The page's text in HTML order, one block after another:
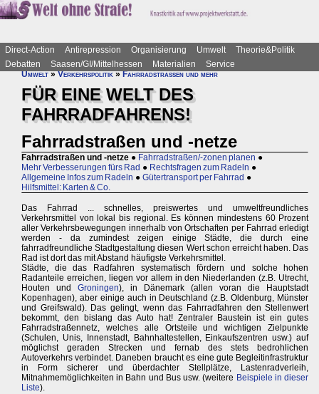
Direct-Action Antirepression Organisierung Umwelt
Theorie&Politik
Debatten
Saasen/GI/Mittelhessen Materialien
Service
Umwelt»Verkehrspolitik»Fahrradstraßen und mehr
FÜR EINE WELT DES
FAHRRADFAHRENS!
Fahrradstraßen und -netze
Fahrradstraßen und -netze ● Fahrradstraßen/-zonen planen ●
Mehr Verbesserungen fürs Rad ● Rechtsfragen zum Radeln ●
Allgemeine Infos zum Radeln ● Gütertransport per Fahrrad ●
Hilfsmittel: Karten & Co.
Das Fahrrad ... schnelles, preiswertes und umweltfreundliches
Verkehrsmittel von lokal bis regional. Es können mindestens 60 Prozent
aller Verkehrsbewegungen innerhalb von Ortschaften per Fahrrad erledigt
werden - da zumindest zeigen einige Städte, die durch eine
fahrradfreundliche Stadtgestaltung diesen Wert schon erreicht haben. Das
Rad ist dort das mit Abstand häufigste Verkehrsmittel.
Städte, die das Radfahren systematisch fördern und solche hohen
Radanteile erreichen, liegen vor allem in den Niederlanden (z.B. Utrecht,
Houten undGroningen), in Dänemark (allen voran die Hauptstadt
Kopenhagen), aber einige auch in Deutschland (z.B. Oldenburg, Münster
und Greifswald). Das gelingt, wenn das Fahrradfahren den Stellenwert
bekommt, den bislang das Auto hat! Zentraler Baustein ist ein gutes
Fahrradstraßennetz, welches alle Ortsteile und wichtigen Zielpunkte
(Schulen, Unis, Innenstadt, Bahnhaltestellen, Einkaufszentren usw.) auf
möglichst geraden Strecken und fernab des stets bedrohlichen
Autoverkehrs verbindet. Daneben braucht es eine gute Begleitinfrastruktur
in Form sicherer und überdachter Stellplätze, Lastenradverleih,
Mitnahmemöglichkeiten in Bahn und Bus usw. (weitere Beispiele in dieser
Liste).